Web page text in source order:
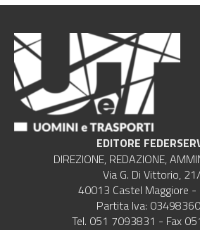
EDITORE
DIREZIONE, REDAZIONE,
Via G. Di Vittorio,
40013 Castel Maggiore -
Partita Iva:
Tel. 051 7093831 - Fax